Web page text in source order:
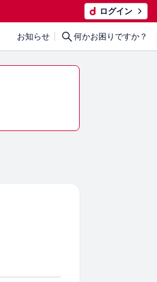
ログイン
お知らせ 何かお困りですか？